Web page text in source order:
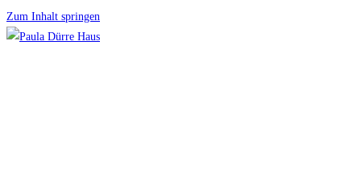
Zum Inhalt springen